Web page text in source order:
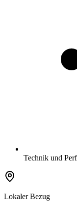
Technik und
Lokaler Bezug